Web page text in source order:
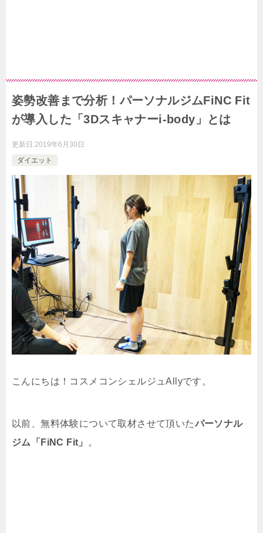
姿勢改善まで分析！パーソナルジムFiNC Fit
が導入した「3Dスキャナーi-body」とは
更新日:2019年6月30日
ダイエット
こんにちは！コスメコンシェルジュAllyです。
以前、無料体験について取材させて頂いたパーソナル
ジム「FiNC Fit」
。